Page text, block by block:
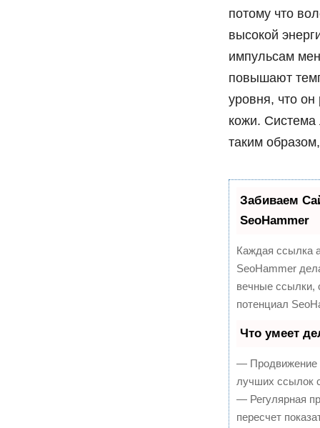
потому что
высокой
импульсам
повышают
уровня, что
кожи. Система
таким
Забиваем
SeoHammer
Каждая ссылка
SeoHammer
вечные ссылки,
потенциал
Что умеет
— Продвижение
лучших ссылок
— Регулярная
пересчет